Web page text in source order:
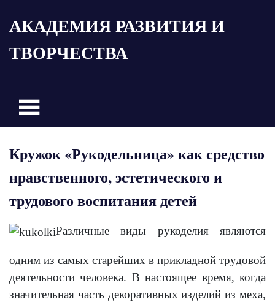
АКАДЕМИЯ РАЗВИТИЯ И
ТВОРЧЕСТВА
Кружок «Рукодельница» как средство
нравственного, эстетического и
трудового воспитания детей
Различные виды рукоделия являются
одним из самых старейших в прикладной трудовой
деятельности человека. В настоящее время, когда
значительная часть декоративных изделий из меха,